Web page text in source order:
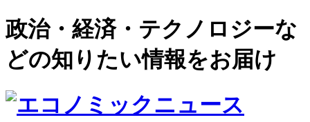
政治・経済・テクノロジーな
どの知りたい情報をお届け